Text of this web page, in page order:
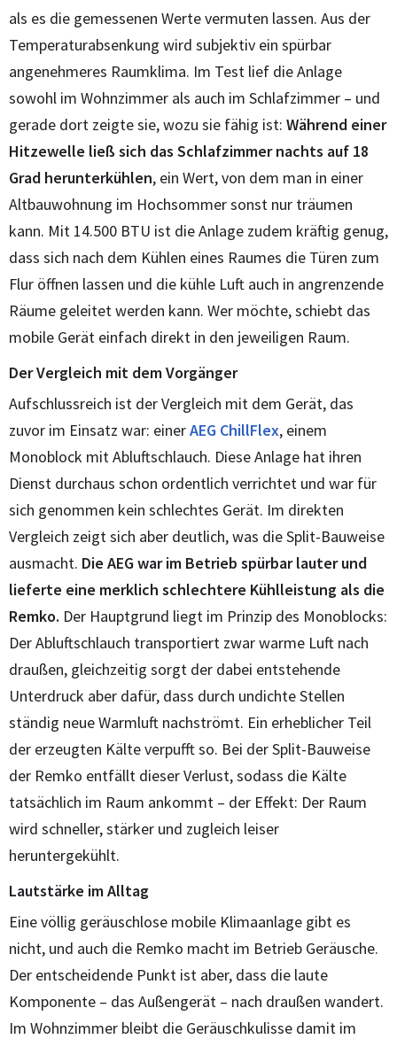
als es die gemessenen Werte vermuten lassen. Aus der
Temperaturabsenkung wird subjektiv ein spürbar
angenehmeres Raumklima. Im Test lief die Anlage
sowohl im Wohnzimmer als auch im Schlafzimmer – und
gerade dort zeigte sie, wozu sie fähig ist: Während einer
Hitzewelle ließ sich das Schlafzimmer nachts auf 18
Grad herunterkühlen, ein Wert, von dem man in einer
Altbauwohnung im Hochsommer sonst nur träumen
kann. Mit 14.500 BTU ist die Anlage zudem kräftig genug,
dass sich nach dem Kühlen eines Raumes die Türen zum
Flur öffnen lassen und die kühle Luft auch in angrenzende
Räume geleitet werden kann. Wer möchte, schiebt das
mobile Gerät einfach direkt in den jeweiligen Raum.
Der Vergleich mit dem Vorgänger
Aufschlussreich ist der Vergleich mit dem Gerät, das
zuvor im Einsatz war: einerAEG ChillFlex, einem
Monoblock mit Abluftschlauch. Diese Anlage hat ihren
Dienst durchaus schon ordentlich verrichtet und war für
sich genommen kein schlechtes Gerät. Im direkten
Vergleich zeigt sich aber deutlich, was die Split-Bauweise
ausmacht. Die AEG war im Betrieb spürbar lauter und
lieferte eine merklich schlechtere Kühlleistung als die
Remko. Der Hauptgrund liegt im Prinzip des Monoblocks:
Der Abluftschlauch transportiert zwar warme Luft nach
draußen, gleichzeitig sorgt der dabei entstehende
Unterdruck aber dafür, dass durch undichte Stellen
ständig neue Warmluft nachströmt. Ein erheblicher Teil
der erzeugten Kälte verpufft so. Bei der Split-Bauweise
der Remko entfällt dieser Verlust, sodass die Kälte
tatsächlich im Raum ankommt – der Effekt: Der Raum
wird schneller, stärker und zugleich leiser
heruntergekühlt.
Lautstärke im Alltag
Eine völlig geräuschlose mobile Klimaanlage gibt es
nicht, und auch die Remko macht im Betrieb Geräusche.
Der entscheidende Punkt ist aber, dass die laute
Komponente – das Außengerät – nach draußen wandert.
Im Wohnzimmer bleibt die Geräuschkulisse damit im